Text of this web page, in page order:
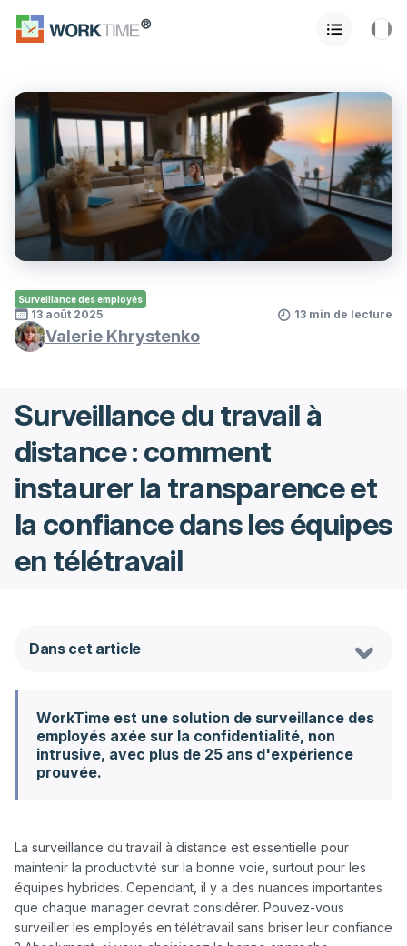
Surveillance des employés
13 août 2025 13 min de lecture
Valerie Khrystenko
Surveillance du travail à
distance : comment
instaurer la transparence et
la confiance dans les équipes
en télétravail
Dans cet article
WorkTime est une solution de surveillance des
employés axée sur la confidentialité, non
intrusive, avec plus de 25 ans d'expérience
prouvée.
La surveillance du travail à distance est essentielle pour
maintenir la productivité sur la bonne voie, surtout pour les
équipes hybrides. Cependant, il y a des nuances importantes
que chaque manager devrait considérer. Pouvez-vous
surveiller les employés en télétravail sans briser leur confiance